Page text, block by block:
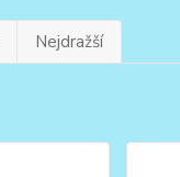
Nejdražší